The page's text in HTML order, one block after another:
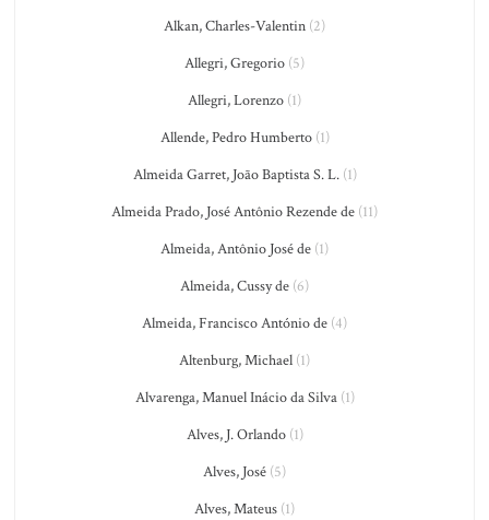
Alkan, Charles-Valentin (2)
Allegri, Gregorio (5)
Allegri, Lorenzo (1)
Allende, Pedro Humberto(1)
Almeida Garret, João Baptista S. L.(1)
Almeida Prado, José Antônio Rezende de (11)
Almeida, Antônio José de (1)
Almeida, Cussy de (6)
Almeida, Francisco António de (4)
Altenburg, Michael (1)
Alvarenga, Manuel Inácio da Silva(1)
Alves, J. Orlando(1)
Alves, José (5)
Alves, Mateus (1)